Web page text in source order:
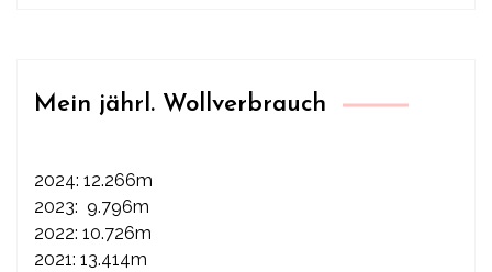
Mein jährl. Wollverbrauch
2024: 12.266m
2023: 9.796m
2022: 10.726m
2021: 13.414m